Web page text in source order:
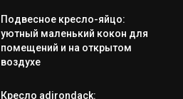
Подвесное кресло-яйцо:
уютный маленький кокон для
помещений и на открытом
воздухе
Кресло adirondack: